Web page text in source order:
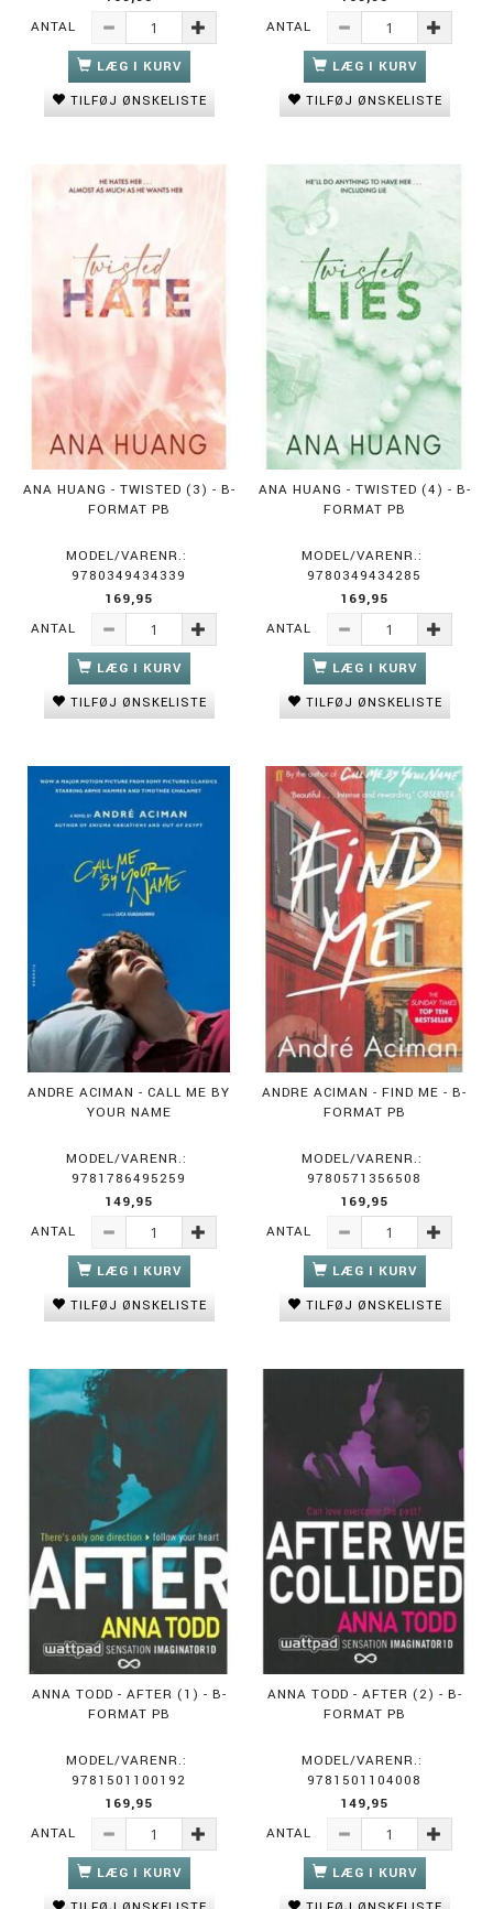
ANTAL
LÆG I KURV
TILFØJ ØNSKELISTE
ANTAL
LÆG I KURV
TILFØJ ØNSKELISTE
ANA HUANG - TWISTED (3) - B-
FORMAT PB
MODEL/VARENR.:
9780349434339
169,95
ANTAL
LÆG I KURV
TILFØJ ØNSKELISTE
ANA HUANG - TWISTED (4) - B-
FORMAT PB
MODEL/VARENR.:
9780349434285
169,95
ANTAL
LÆG I KURV
TILFØJ ØNSKELISTE
ANDRE ACIMAN - CALL ME BY
YOUR NAME
MODEL/VARENR.:
9781786495259
149,95
ANTAL
LÆG I KURV
TILFØJ ØNSKELISTE
ANDRE ACIMAN - FIND ME - B-
FORMAT PB
MODEL/VARENR.:
9780571356508
169,95
ANTAL
LÆG I KURV
TILFØJ ØNSKELISTE
ANNA TODD - AFTER (1) - B-
FORMAT PB
MODEL/VARENR.:
9781501100192
169,95
ANTAL
LÆG I KURV
ANNA TODD - AFTER (2) - B-
FORMAT PB
MODEL/VARENR.:
9781501104008
149,95
ANTAL
LÆG I KURV